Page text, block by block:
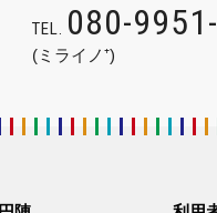
TEL. 080-
(ミライノ⁺)